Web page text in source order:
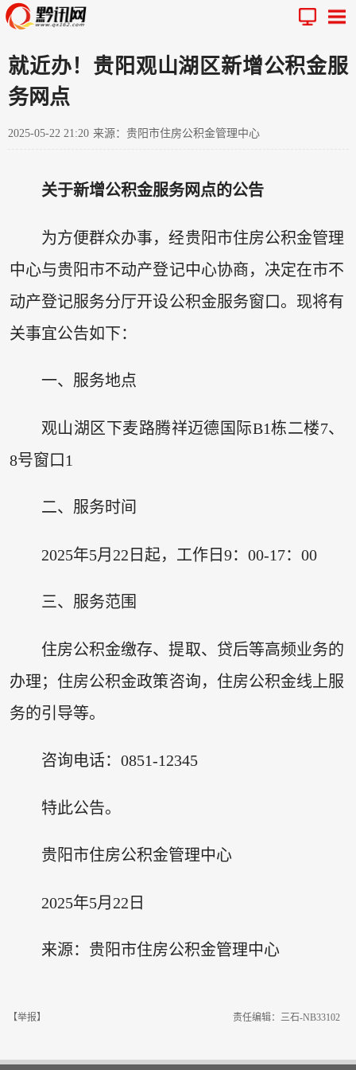
就近办！贵阳观山湖区新增公积金服
务网点
2025-05-22 21:20 来源：贵阳市住房公积金管理中心
关于新增公积金服务网点的公告
为方便群众办事，经贵阳市住房公积金管理
中心与贵阳市不动产登记中心协商，决定在市不
动产登记服务分厅开设公积金服务窗口。现将有
关事宜公告如下：
一、服务地点
观山湖区下麦路腾祥迈德国际B1栋二楼7、
8号窗口1
二、服务时间
2025年5月22日起，工作日9：00-17：00
三、服务范围
住房公积金缴存、提取、贷后等高频业务的
办理；住房公积金政策咨询，住房公积金线上服
务的引导等。
咨询电话：0851-12345
特此公告。
贵阳市住房公积金管理中心
2025年5月22日
来源：贵阳市住房公积金管理中心
【举报】 责任编辑：三石-NB33102